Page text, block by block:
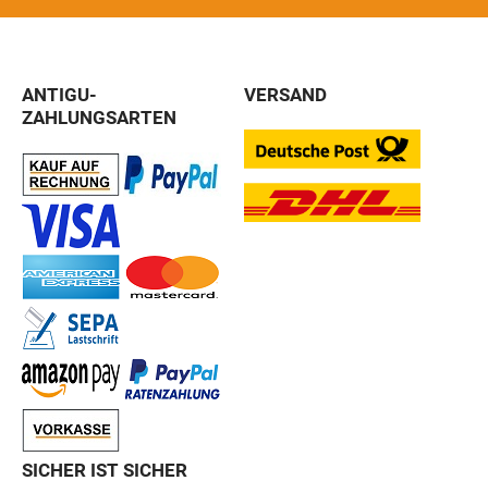
ANTIGU-
ZAHLUNGSARTEN
VERSAND
SICHER IST SICHER